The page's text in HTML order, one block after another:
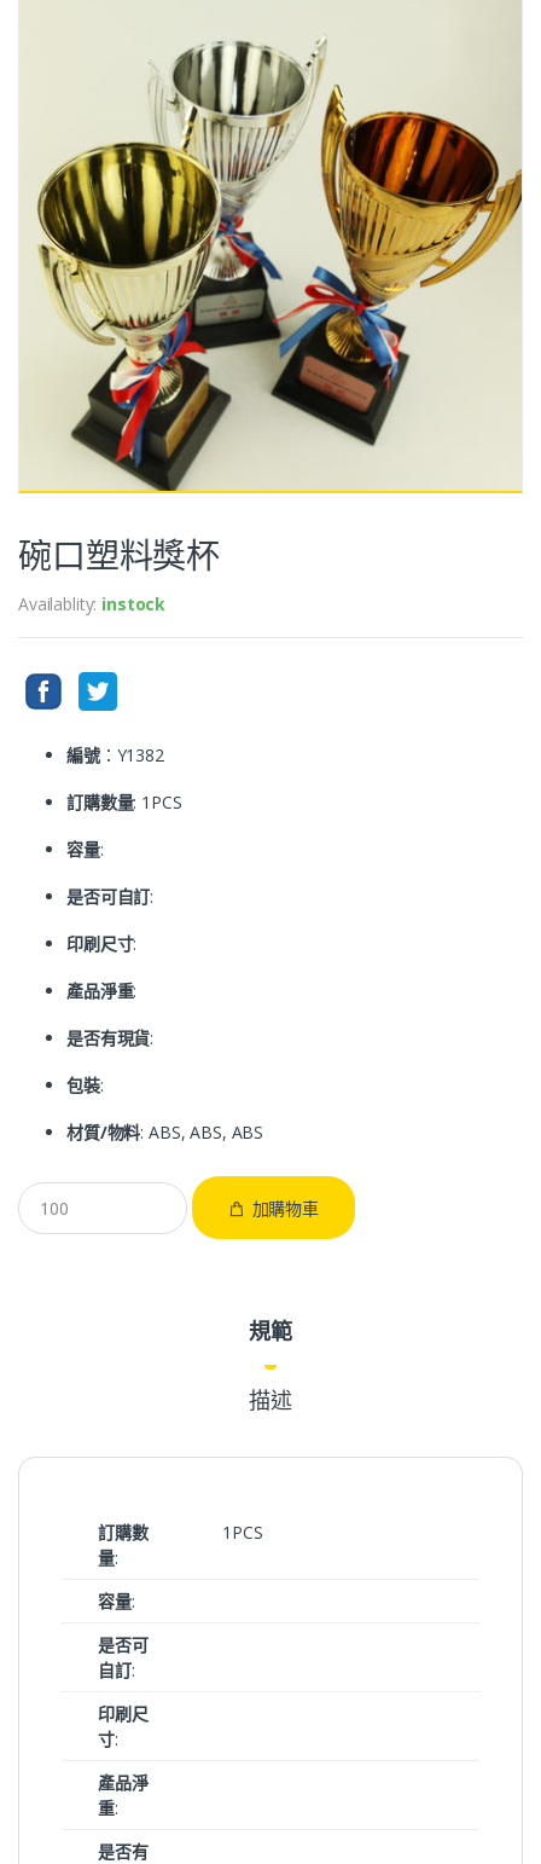
碗口塑料獎杯
Availablity: instock
編號：Y1382
訂購數量: 1PCS
容量:
是否可自訂:
印刷尺寸:
產品淨重:
是否有現貨:
包裝:
材質/物料: ABS, ABS, ABS
加購物車
規範
描述
訂購數
量:
1PCS
容量:
是否可
自訂:
印刷尺
寸:
產品淨
重:
是否有